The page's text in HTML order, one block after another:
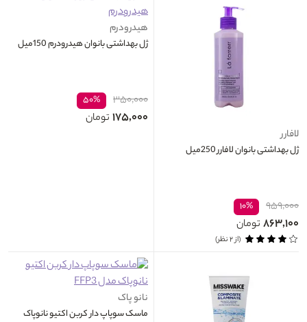
لافارر
ژل بهداشتی بانوان لافارر 250میل
۹۵۹,۰۰۰ ۱۰%
۸۶۳,۱۰۰ تومان
(از ۲ نظر)
هیدرودرم
ژل بهداشتی بانوان هیدرودرم 150میل
۳۵۰,۰۰۰ ۵۰%
۱۷۵,۰۰۰ تومان
نانو پاک
ماسک سوپاپ دار کربن اکتیو نانوپاک